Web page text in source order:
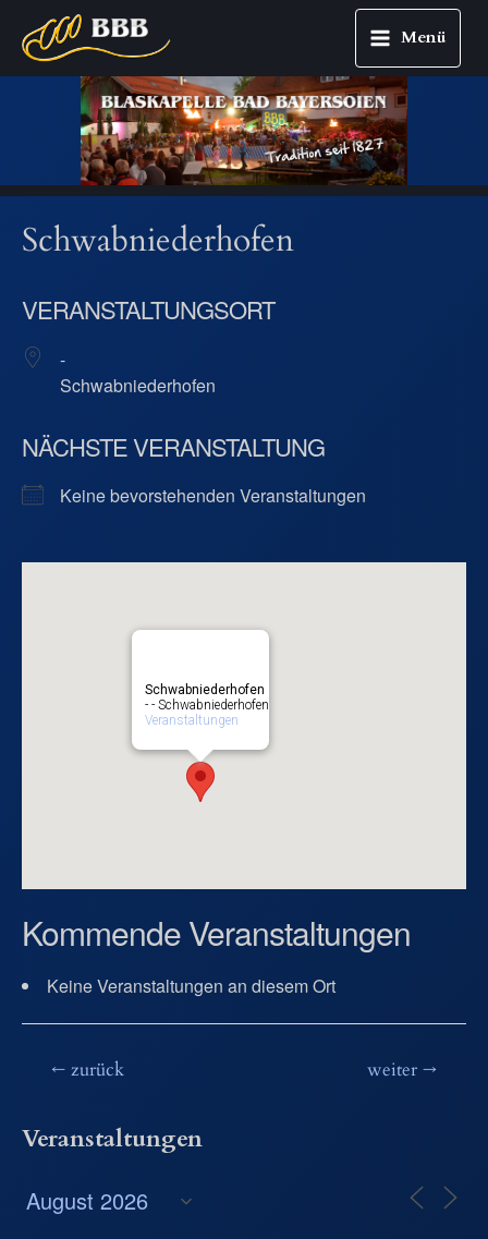
Main
Menu
Menü
Schwabniederhofen
VERANSTALTUNGSORT
-
Schwabniederhofen
NÄCHSTE VERANSTALTUNG
Keine bevorstehenden Veranstaltungen
Schwabniederhofen
- - Schwabniederhofen
Veranstaltungen
Kommende Veranstaltungen
Keine Veranstaltungen an diesem Ort
Beitragsnavigation
←zurück weiter→
Veranstaltungen